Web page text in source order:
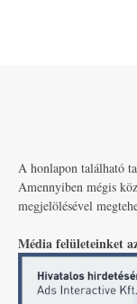
A honlapon található
Amennyiben mégis
megjelölésével
Média felületeinket